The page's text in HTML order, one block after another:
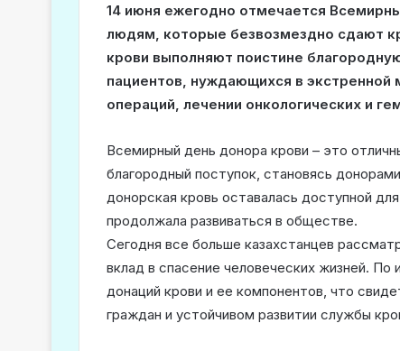
14 июня ежегодно отмечается
людям, которые безвозмездно сдают
крови выполняют поистине
пациентов, нуждающихся в
операций, лечении онкологических и
Всемирный день донора крови – это
благородный поступок, становясь
донорская кровь оставалась доступной
продолжала развиваться в обществе.
Сегодня все больше казахстанцев
вклад в спасение человеческих жизней. По
донаций крови и ее компонентов, что
граждан и устойчивом развитии службы